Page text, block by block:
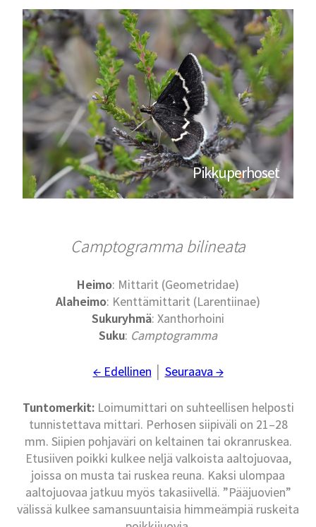
Pikkuperhoset
Camptogramma bilineata
Heimo: Mittarit (Geometridae)
Alaheimo: Kenttämittarit (Larentiinae)
Sukuryhmä: Xanthorhoini
Suku: Camptogramma
← Edellinen Seuraava →
Tuntomerkit: Loimumittari on suhteellisen helposti
tunnistettava mittari. Perhosen siipiväli on 21–28
mm. Siipien pohjaväri on keltainen tai okranruskea.
Etusiiven poikki kulkee neljä valkoista aaltojuovaa,
joissa on musta tai ruskea reuna. Kaksi ulompaa
aaltojuovaa jatkuu myös takasiivellä. ”Pääjuovien”
välissä kulkee samansuuntaisia himmeämpiä ruskeita